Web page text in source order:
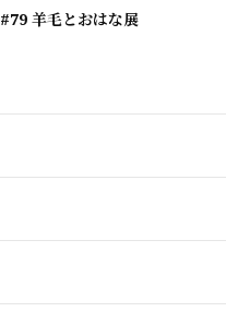
#79 羊毛とおはな展